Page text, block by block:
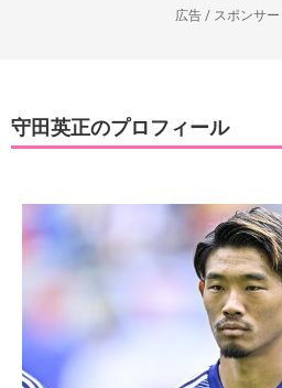
広告 / スポンサー
守田英正のプロフィール